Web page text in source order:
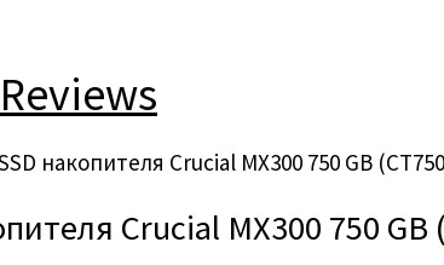
накопителя Crucial MX300 750 GB
Crucial MX300 750 GB